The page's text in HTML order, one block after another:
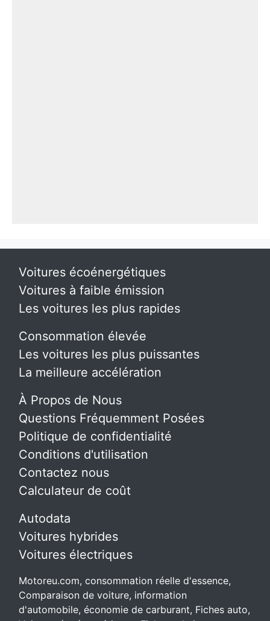
Voitures écoénergétiques
Voitures à faible émission
Les voitures les plus rapides
Consommation élevée
Les voitures les plus puissantes
La meilleure accélération
À Propos de Nous
Questions Fréquemment Posées
Politique de confidentialité
Conditions d'utilisation
Contactez nous
Calculateur de coût
Autodata
Voitures hybrides
Voitures électriques
Motoreu.com, consommation réelle d'essence,
Comparaison de voiture, information
d'automobile, économie de carburant, Fiches auto,